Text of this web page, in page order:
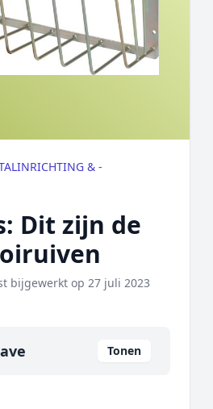
& -
Dit zijn de
bijgewerkt op 27 juli 2023
Tonen